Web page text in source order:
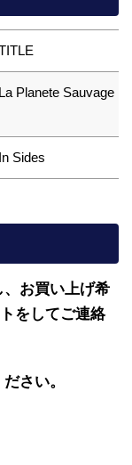
La Planete Sauvage
In Sides
お買い上げ希
をしてご連絡
さい。